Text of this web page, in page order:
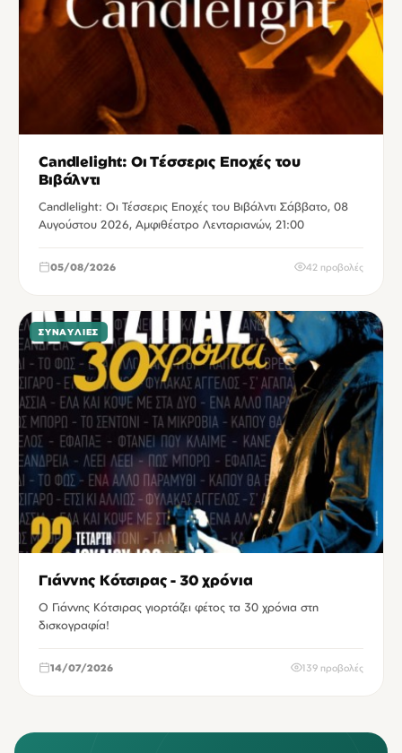
Candlelight: Οι Τέσσερις Εποχές του
Βιβάλντι
Candlelight: Οι Τέσσερις Εποχές του Βιβάλντι Σάββατο, 08
Αυγούστου 2026, Αμφιθέατρο Λενταριανών, 21:00
05/08/2026 42 προβολές
ΣΥΝΑΥΛΊΕΣ
Γιάννης Κότσιρας - 30 χρόνια
Ο Γιάννης Κότσιρας γιορτάζει φέτος τα 30 χρόνια στη
δισκογραφία!
14/07/2026 139 προβολές